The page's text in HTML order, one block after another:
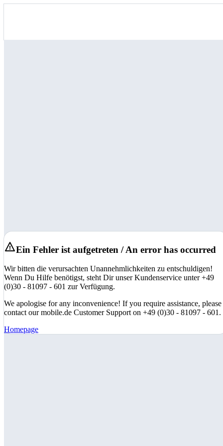
Ein Fehler ist aufgetreten / An error has occurred
Wir bitten die verursachten Unannehmlichkeiten zu entschuldigen!
Wenn Du Hilfe benötigst, steht Dir unser Kundenservice unter +49
(0)30 - 81097 - 601 zur Verfügung.
We apologise for any inconvenience! If you require assistance, please
contact our mobile.de Customer Support on +49 (0)30 - 81097 - 601.
Homepage